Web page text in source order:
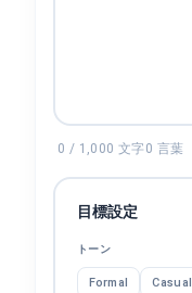
0 / 1,000 文字 0 言葉
目標設定
トーン
Formal Casual